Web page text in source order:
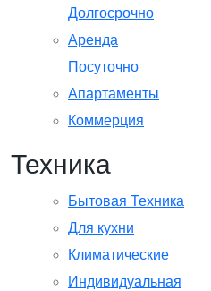
Долгосрочно
Аренда
Посуточно
Апартаменты
Коммерция
Техника
Бытовая Техника
Для кухни
Климатические
Индивидуальная